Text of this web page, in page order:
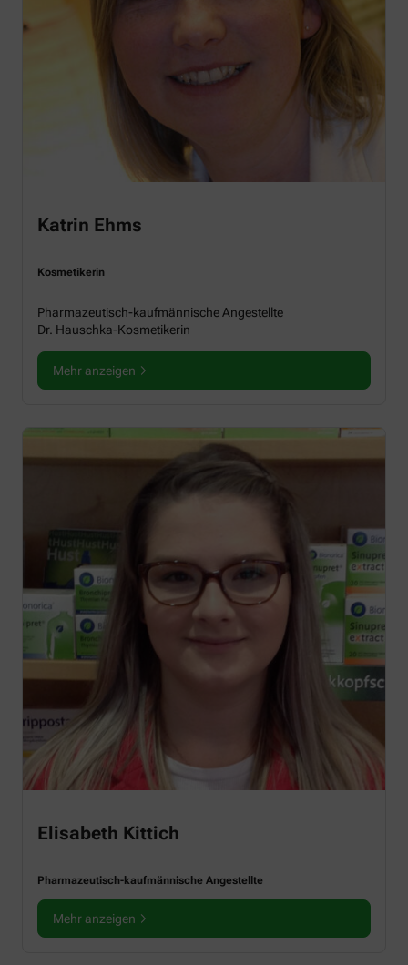
Katrin Ehms
Kosmetikerin
Pharmazeutisch-kaufmännische Angestellte
Dr. Hauschka-Kosmetikerin
Mehr anzeigen
Elisabeth Kittich
Pharmazeutisch-kaufmännische Angestellte
Mehr anzeigen